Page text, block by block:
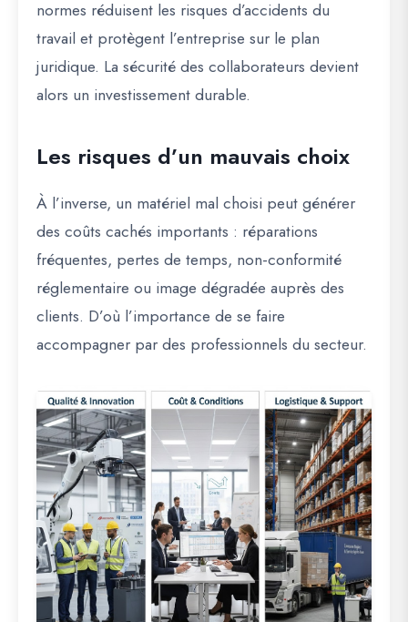
normes réduisent les risques d’accidents du
travail et protègent l’entreprise sur le plan
juridique. La sécurité des collaborateurs devient
alors un investissement durable.
Les risques d’un mauvais choix
À l’inverse, un matériel mal choisi peut générer
des coûts cachés importants : réparations
fréquentes, pertes de temps, non-conformité
réglementaire ou image dégradée auprès des
clients. D’où l’importance de se faire
accompagner par des professionnels du secteur.